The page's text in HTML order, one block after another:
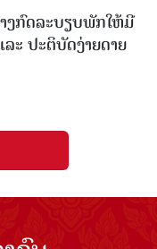
ງກົດລະບຽບພັກໃຫ້ມີ
ະ ປະຕິບັດງ່າຍດາຍ